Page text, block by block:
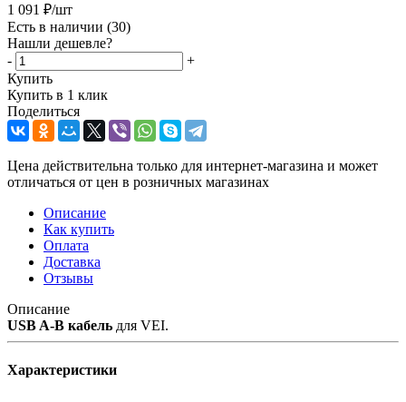
1 091 ₽/шт
Есть в наличии (30)
Нашли дешевле?
-
+
Купить
Купить в 1 клик
Поделиться
Цена действительна только для интернет-магазина и может
отличаться от цен в розничных магазинах
Описание
Как купить
Оплата
Доставка
Отзывы
Описание
USB A-B кабель для VEI.
Характеристики